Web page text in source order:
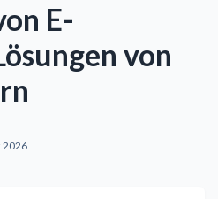
E-
von
2026